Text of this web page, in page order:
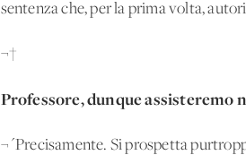
sentenza che, per la prima volta,
¬†
Professore, dunque assisteremo
¬´Precisamente. Si prospetta